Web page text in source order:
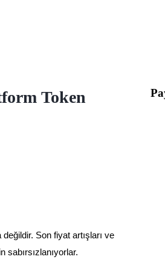
Token
Son fiyat artışları ve
sabırsızlanıyorlar.